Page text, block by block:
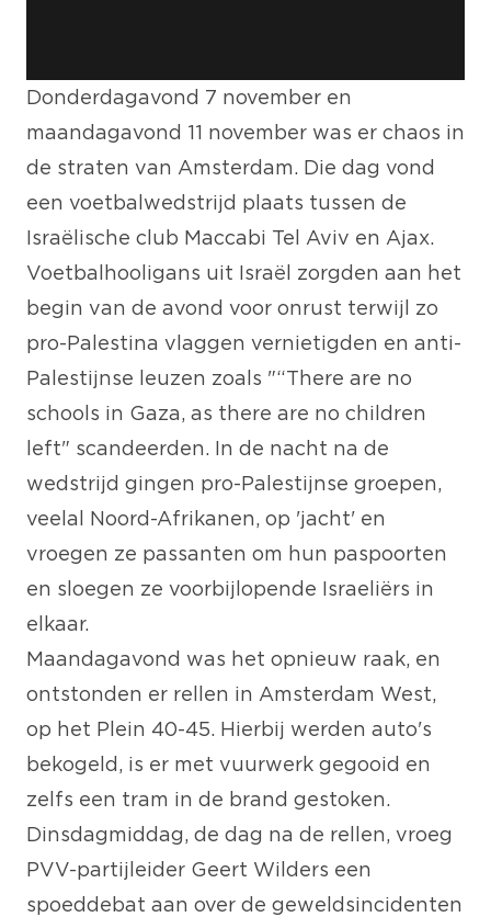
Donderdagavond 7 november en
maandagavond 11 november was er chaos in
de straten van Amsterdam. Die dag vond
een voetbalwedstrijd plaats tussen de
Israëlische club Maccabi Tel Aviv en Ajax.
Voetbalhooligans uit Israël zorgden aan het
begin van de avond voor onrust terwijl zo
pro-Palestina vlaggen vernietigden en anti-
Palestijnse leuzen zoals "“There are no
schools in Gaza, as there are no children
left" scandeerden. In de nacht na de
wedstrijd gingen pro-Palestijnse groepen,
veelal Noord-Afrikanen, op 'jacht' en
vroegen ze passanten om hun paspoorten
en sloegen ze voorbijlopende Israeliërs in
elkaar.
Maandagavond was het opnieuw raak, en
ontstonden er rellen in Amsterdam West,
op het Plein 40-45. Hierbij werden auto's
bekogeld, is er met vuurwerk gegooid en
zelfs een tram in de brand gestoken.
Dinsdagmiddag, de dag na de rellen, vroeg
PVV-partijleider Geert Wilders een
spoeddebat aan over de geweldsincidenten